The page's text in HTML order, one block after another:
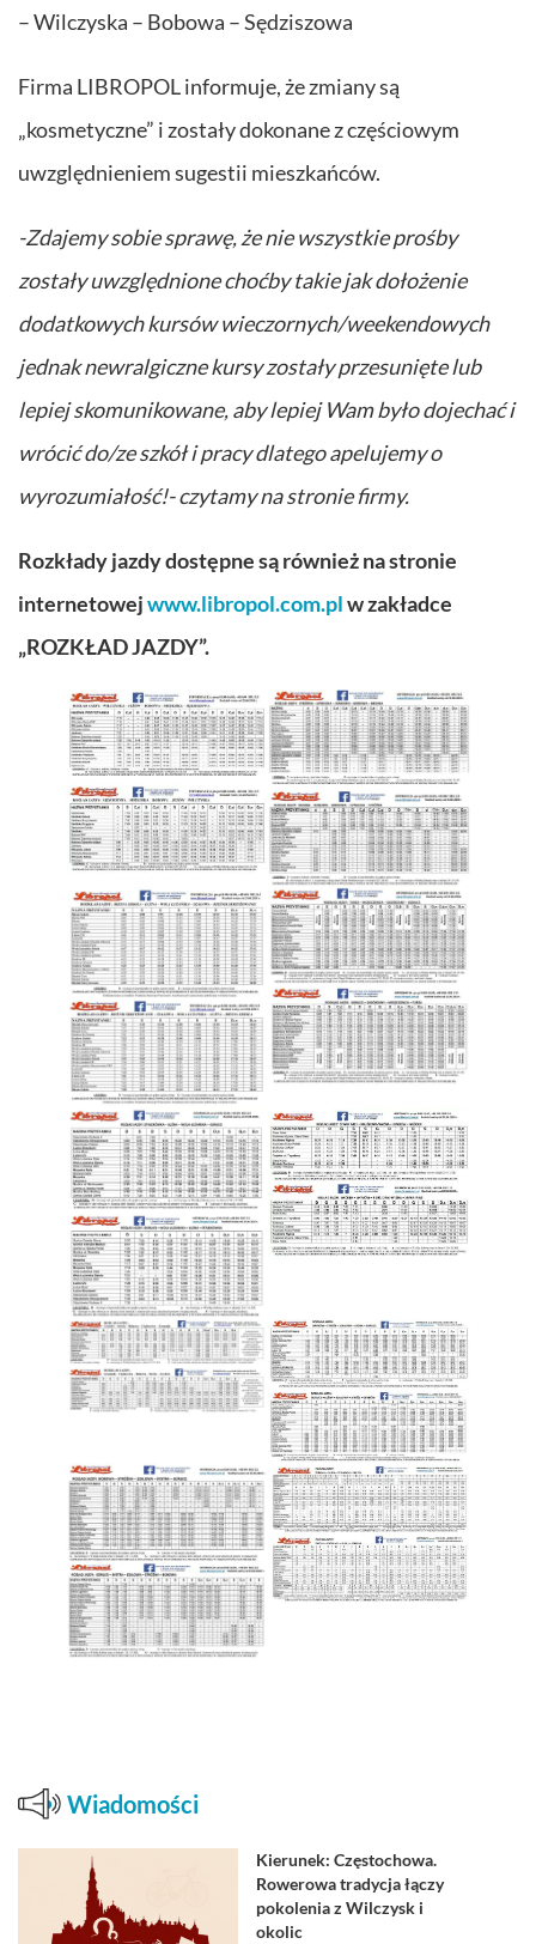
– Wilczyska – Bobowa – Sędziszowa
Firma LIBROPOL informuje, że zmiany są
„kosmetyczne” i zostały dokonane z częściowym
uwzględnieniem sugestii mieszkańców.
-Zdajemy sobie sprawę, że nie wszystkie prośby
zostały uwzględnione choćby takie jak dołożenie
dodatkowych kursów wieczornych/weekendowych
jednak newralgiczne kursy zostały przesunięte lub
lepiej skomunikowane, aby lepiej Wam było dojechać i
wrócić do/ze szkół i pracy dlatego apelujemy o
wyrozumiałość!- czytamy na stronie firmy.
Rozkłady jazdy dostępne są również na stronie
internetowejwww.libropol.com.plw zakładce
„ROZKŁAD JAZDY”.
Wiadomości
Kierunek: Częstochowa.
Rowerowa tradycja łączy
pokolenia z Wilczysk i
okolic